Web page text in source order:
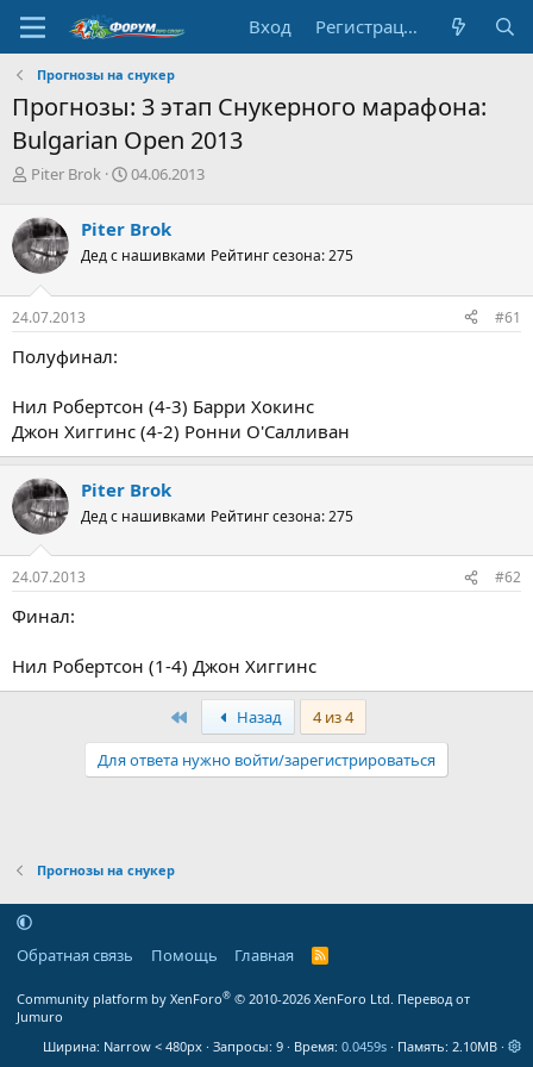
Вход Регистрация
Прогнозы на снукер
Прогнозы: 3 этап Снукерного марафона:
Bulgarian Open 2013
А
т
о
р
т
е
м
Piter Brok
Д
а
н
ч
04.06.2013
Piter Brok
Дед с нашивками Рейтинг сезона: 275
24.07.2013 #61
Полуфинал:
Нил Робертсон (4-3) Барри Хокинс
Джон Хиггинс (4-2) Ронни О'Салливан
Piter Brok
Дед с нашивками Рейтинг сезона: 275
24.07.2013 #62
Финал:
Нил Робертсон (1-4) Джон Хиггинс
ПервыйНазад
4 из 4
Для ответа нужно войти/зарегистрироваться
Прогнозы на снукер
Обратная связь Помощь Главная
R
Community platform by XenForo® © 2010-2026 XenForo Ltd. Перевод от
Jumuro
Ширина
Запросы 9 Время 0.0459s Память 2.10MB